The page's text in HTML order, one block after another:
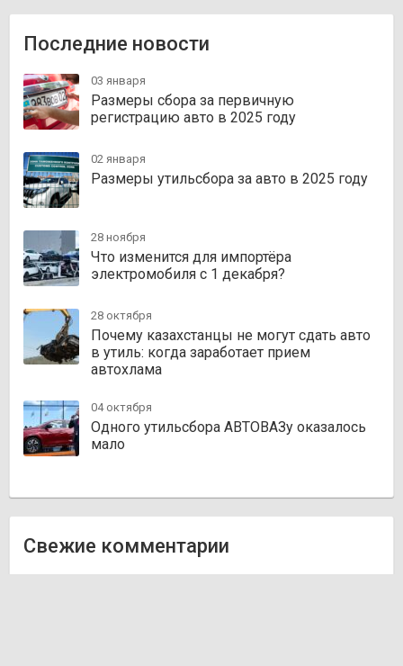
Последние новости
03 января
Размеры сбора за первичную
регистрацию авто в 2025 году
02 января
Размеры утильсбора за авто в 2025 году
28 ноября
Что изменится для импортёра
электромобиля с 1 декабря?
28 октября
Почему казахстанцы не могут сдать авто
в утиль: когда заработает прием
автохлама
04 октября
Одного утильсбора АВТОВАЗу оказалось
мало
Свежие комментарии